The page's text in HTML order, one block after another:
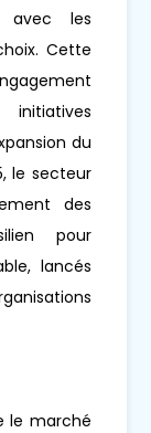
avec les
Cette
du
le secteur
des
pour
lancés
le marché